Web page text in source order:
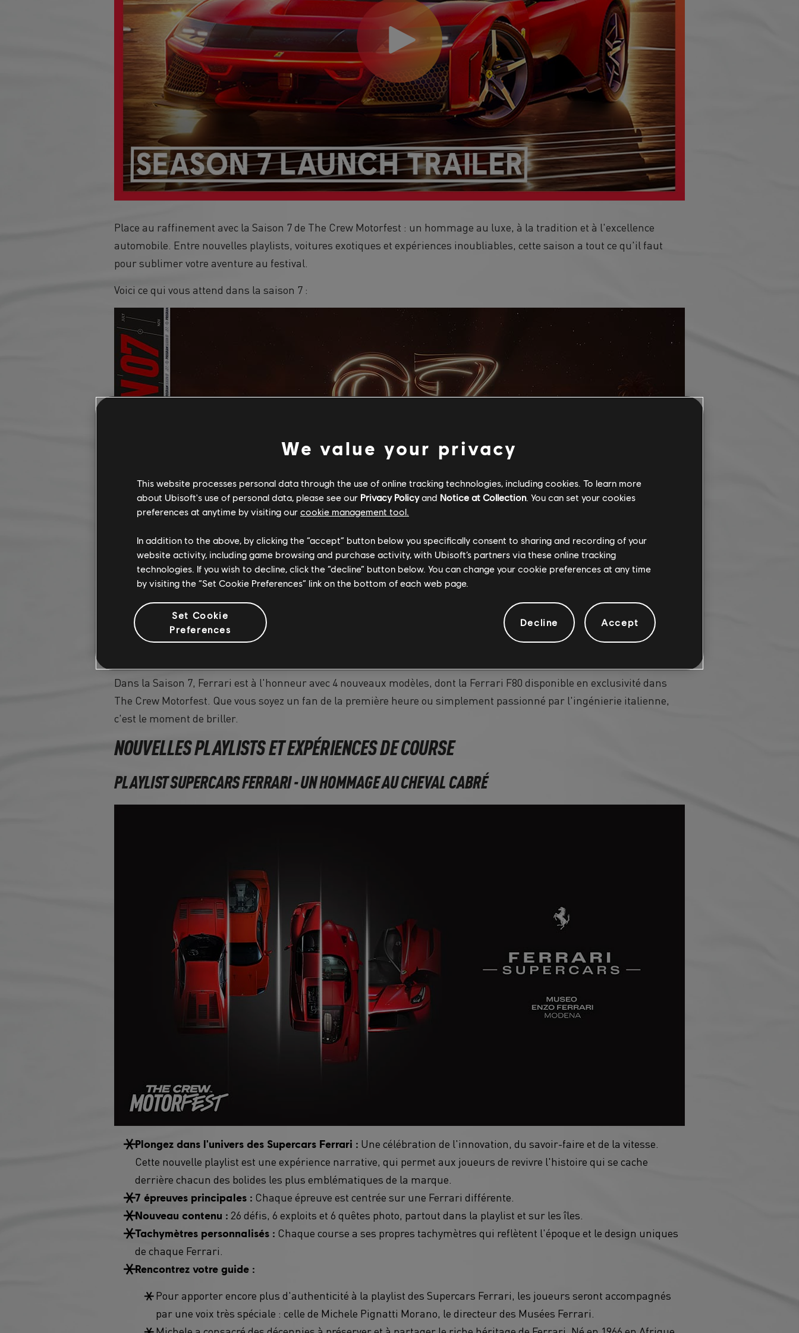
Place au raffinement avec la Saison 7 de The Crew Motorfest : un hommage au luxe, à la tradition et à l'excellence
automobile. Entre nouvelles playlists, voitures exotiques et expériences inoubliables, cette saison a tout ce qu'il faut
pour sublimer votre aventure au festival.
Voici ce qui vous attend dans la saison 7 :
Dans la Saison 7, Ferrari est à l'honneur avec 4 nouveaux modèles, dont la Ferrari F80 disponible en exclusivité dans
The Crew Motorfest. Que vous soyez un fan de la première heure ou simplement passionné par l'ingénierie italienne,
c'est le moment de briller.
NOUVELLES PLAYLISTS ET EXPÉRIENCES DE COURSE
PLAYLIST SUPERCARS FERRARI - UN HOMMAGE AU CHEVAL CABRÉ
Plongez dans l'univers des Supercars Ferrari : Une célébration de l'innovation, du savoir-faire et de la vitesse.
Cette nouvelle playlist est une expérience narrative, qui permet aux joueurs de revivre l'histoire qui se cache
derrière chacun des bolides les plus emblématiques de la marque.
7 épreuves principales : Chaque épreuve est centrée sur une Ferrari différente.
Nouveau contenu : 26 défis, 6 exploits et 6 quêtes photo, partout dans la playlist et sur les îles.
Tachymètres personnalisés : Chaque course a ses propres tachymètres qui reflètent l'époque et le design uniques
de chaque Ferrari.
Rencontrez votre guide :
Pour apporter encore plus d'authenticité à la playlist des Supercars Ferrari, les joueurs seront accompagnés
par une voix très spéciale : celle de Michele Pignatti Morano, le directeur des Musées Ferrari.
We value your privacy
This website processes personal data through the use of online tracking technologies, including cookies. To learn more
about Ubisoft's use of personal data, please see our Privacy Policyand Notice at Collection. You can set your cookies
preferences at anytime by visiting our cookie management tool.
In addition to the above, by clicking the “accept” button below you specifically consent to sharing and recording of your
website activity, including game browsing and purchase activity, with Ubisoft’s partners via these online tracking
technologies. If you wish to decline, click the “decline” button below. You can change your cookie preferences at any time
by visiting the “Set Cookie Preferences” link on the bottom of each web page.
Set Cookie
Preferences
Decline Accept